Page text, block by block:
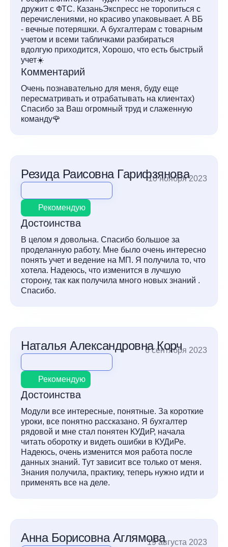
дружит с ФТС. КазаньЭкспресс не торопиться с
перечислениями, но красиво упаковывает. А ВБ
- вечные потеряшки. А бухгалтерам с товарным
учетом и всеми табличками разбираться
вдолгую приходится, Хорошо, что есть быстрый
учет☀️
Комментарий
Очень познавательно для меня, буду еще
пересматривать и отрабатывать на клиентах)
Спасибо за Ваш огромный труд и слаженную
команду🌹
Резида Раисовна Гарифзянова
10 ноября 2023
Рекомендую
Достоинства
В целом я довольна. Спасибо большое за
проделанную работу. Мне было очень интересно
понять учет и ведение на МП. Я получила то, что
хотела. Надеюсь, что изменится в лучшую
сторону, так как получила много новых знаний .
Спасибо.
Наталья Александровна Корч
6 сентября 2023
Рекомендую
Достоинства
Модули все интересные, понятные. За короткие
уроки, все понятно рассказано. Я бухгалтер
рядовой и мне стал понятен КУДиР, начала
читать оборотку и видеть ошибки в КУДиРе.
Надеюсь, очень изменится моя работа после
данных знаний. Тут зависит все только от меня.
Знания получила, практику, теперь нужно идти и
применять все на деле.
Анна Борисовна Аглямова19 августа 2023